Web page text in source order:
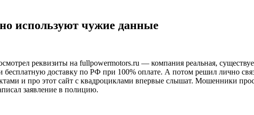
используют чужие данные
реквизиты на fullpowermotors.ru — компания реальная,
доставку по РФ при 100% оплате. А потом решил лично
и про этот сайт с квадроциклами впервые слышат. Мошенники
заявление в полицию.